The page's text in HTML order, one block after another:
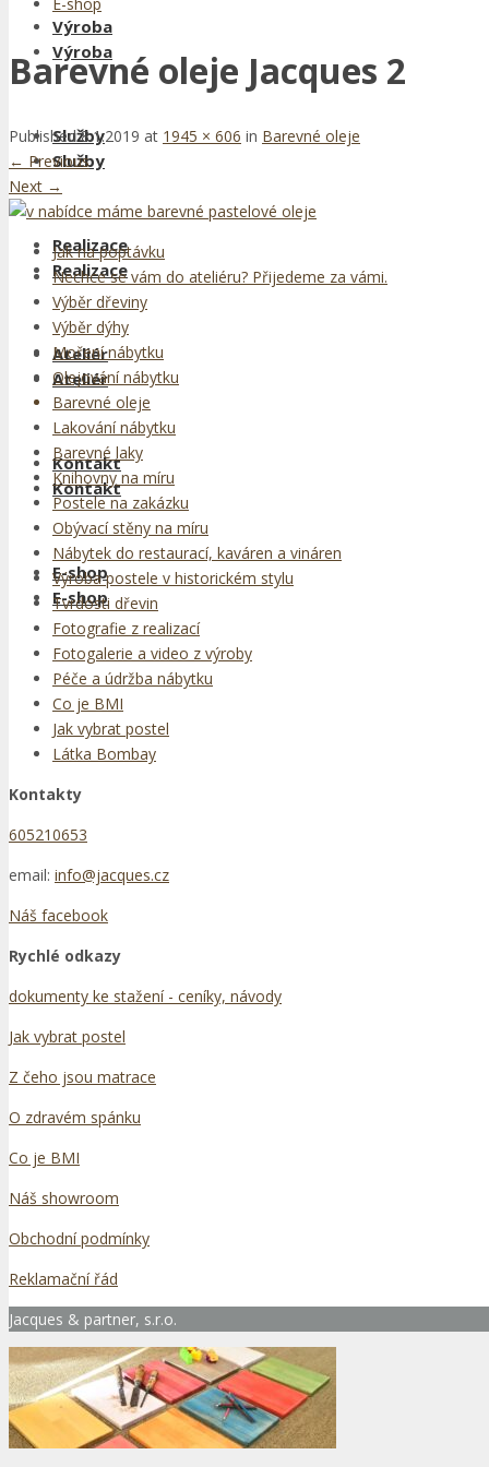
Výroba
Služby
Realizace
Ateliér
Kontakt
E-shop
Výroba
Služby
Realizace
Ateliér
Kontakt
E-shop
Barevné oleje Jacques 2
Published8.1.2019 at 1945 × 606 in Barevné oleje
← Previous
Next →
Jak na poptávku
Nechce se vám do ateliéru? Přijedeme za vámi.
Výběr dřeviny
Výběr dýhy
Moření nábytku
Olejování nábytku
Barevné oleje
Lakování nábytku
Barevné laky
Knihovny na míru
Postele na zakázku
Obývací stěny na míru
Nábytek do restaurací, kaváren a vináren
Výroba postele v historickém stylu
Tvrdosti dřevin
Fotografie z realizací
Fotogalerie a video z výroby
Péče a údržba nábytku
Co je BMI
Jak vybrat postel
Látka Bombay
Kontakty
605210653
email: info@jacques.cz
Náš facebook
Rychlé odkazy
dokumenty ke stažení - ceníky, návody
Jak vybrat postel
Z čeho jsou matrace
O zdravém spánku
Co je BMI
Náš showroom
Obchodní podmínky
Reklamační řád
Jacques & partner, s.r.o.